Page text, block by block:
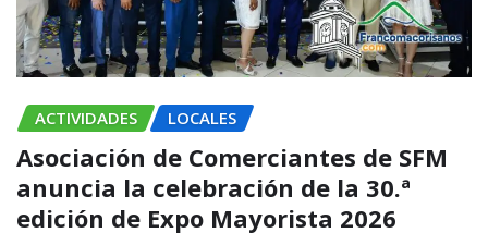
ACTIVIDADES LOCALES
Asociación de Comerciantes de SFM
anuncia la celebración de la 30.ª
edición de Expo Mayorista 2026